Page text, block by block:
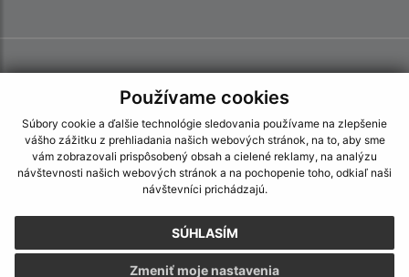
Používame cookies
Súbory cookie a ďalšie technológie sledovania používame na zlepšenie
vášho zážitku z prehliadania našich webových stránok, na to, aby sme
vám zobrazovali prispôsobený obsah a cielené reklamy, na analýzu
návštevnosti našich webových stránok a na pochopenie toho, odkiaľ naši
návštevníci prichádzajú.
SÚHLASÍM
Zmeniť moje nastavenia